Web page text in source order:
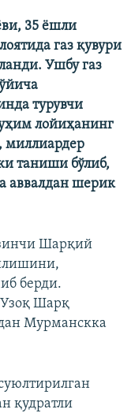
35 ёшли
газ қувури
Ушбу газ
турувчи
лойиҳанинг
миллиардер
таниши бўлиб,
аввалдан шерик
Шарқий
берди.
Узоқ Шарқ
Мурманскка
қудратли